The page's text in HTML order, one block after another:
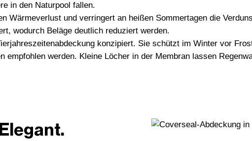
in den Naturpool fallen.
Wärmeverlust und verringert an heißen Sommertagen die
wodurch Beläge deutlich reduziert werden.
konzipiert. Sie schützt im Winter vor
empfohlen werden. Kleine Löcher in der Membran lassen